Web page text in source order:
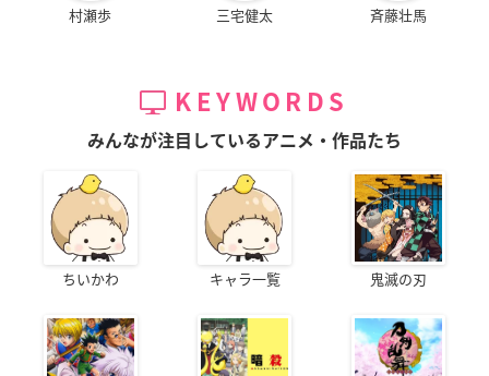
村瀬歩 三宅健太 斉藤壮馬
KEYWORDS
みんなが注目しているアニメ・作品たち
ちいかわ キャラ一覧 鬼滅の刃